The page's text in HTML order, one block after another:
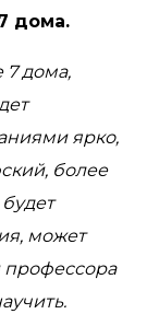
дома.
дома,
ярко,
более
может